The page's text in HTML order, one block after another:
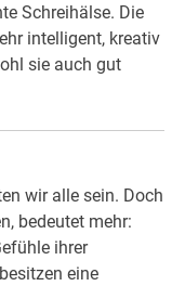
Schreihälse. Die
intelligent, kreativ
sie auch gut
wir alle sein. Doch
bedeutet mehr:
ihrer
eine